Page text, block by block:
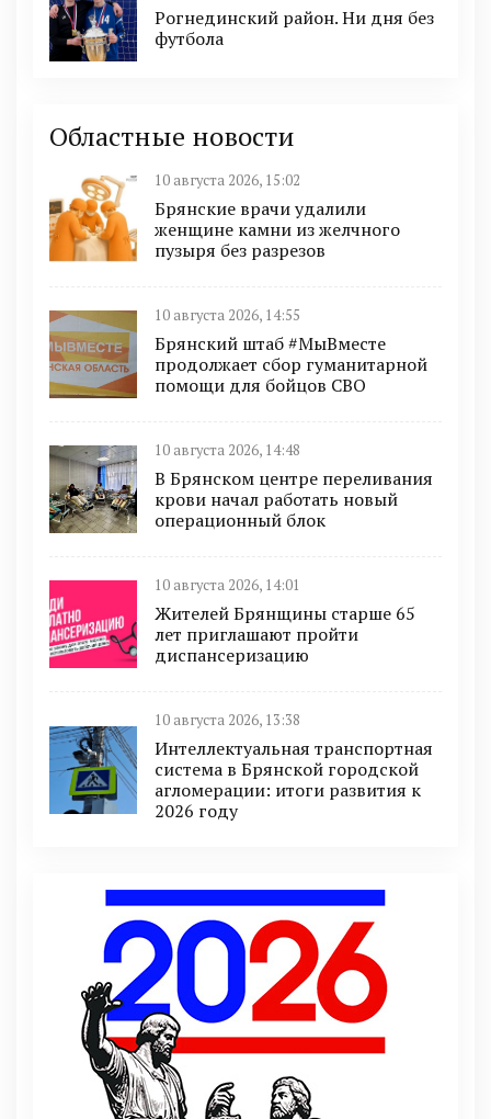
Рогнединский район. Ни дня без
футбола
Областные новости
10 августа 2026, 15:02
Брянские врачи удалили
женщине камни из желчного
пузыря без разрезов
10 августа 2026, 14:55
Брянский штаб #МыВместе
продолжает сбор гуманитарной
помощи для бойцов СВО
10 августа 2026, 14:48
В Брянском центре переливания
крови начал работать новый
операционный блок
10 августа 2026, 14:01
Жителей Брянщины старше 65
лет приглашают пройти
диспансеризацию
10 августа 2026, 13:38
Интеллектуальная транспортная
система в Брянской городской
агломерации: итоги развития к
2026 году